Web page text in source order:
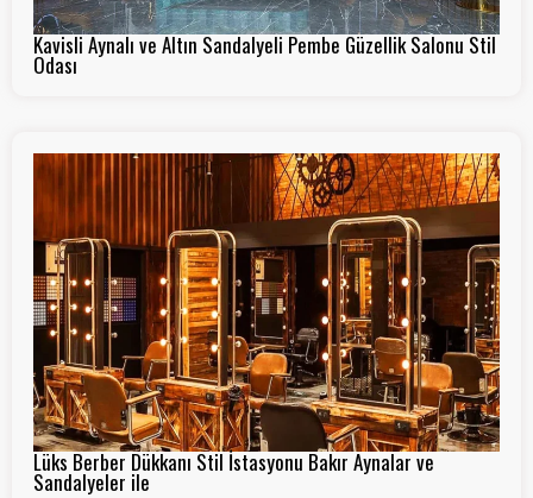
Kavisli Aynalı ve Altın Sandalyeli Pembe Güzellik Salonu Stil
Odası
Lüks Berber Dükkanı Stil İstasyonu Bakır Aynalar ve
Sandalyeler ile